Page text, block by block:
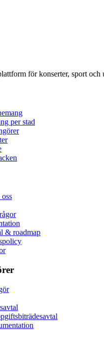
för konserter, sport och
per stad
& roadmap